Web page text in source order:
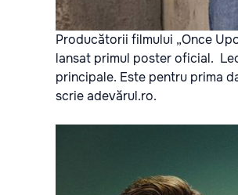
Producătorii filmului „Once
lansat primul poster oficial.
principale. Este pentru prima
scrieadevărul.ro.